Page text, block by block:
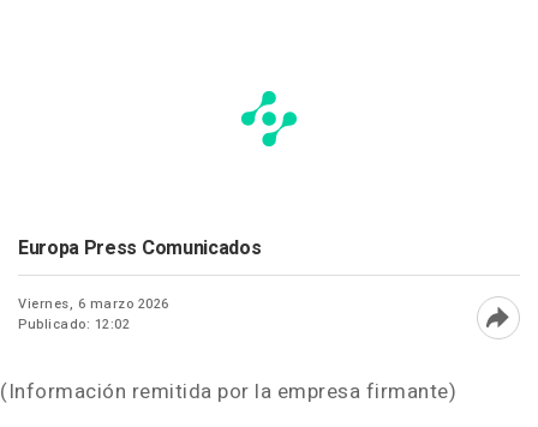
Europa Press Comunicados
Viernes, 6 marzo 2026
Publicado: 12:02
(Información remitida por la empresa firmante)